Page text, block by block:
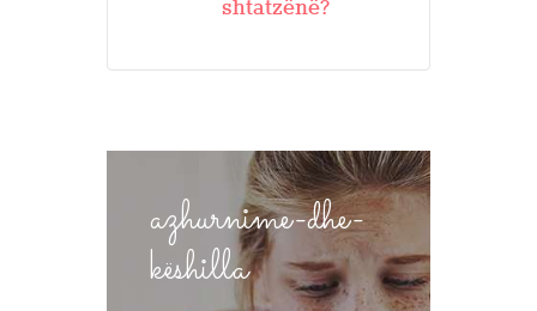
shtatzënë?
azhurnime-dhe-
këshilla